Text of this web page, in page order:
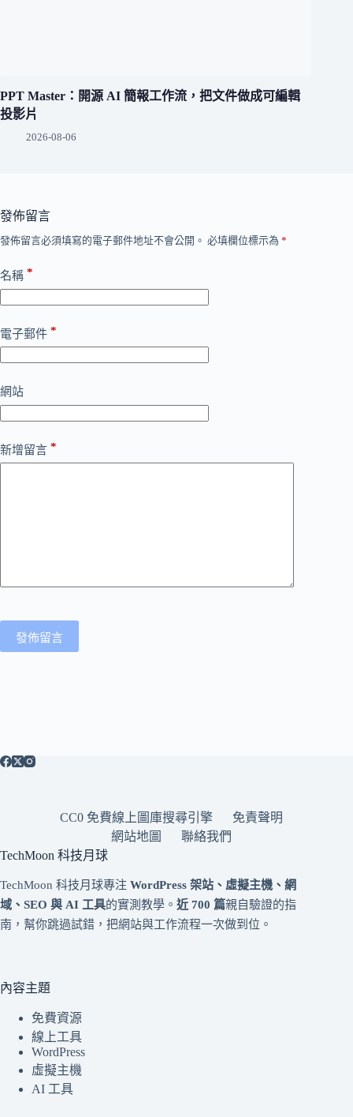
PPT Master：開源 AI 簡報工作流，把文件做成可編輯
投影片
2026-08-06
發佈留言
發佈留言必須填寫的電子郵件地址不會公開。 必填欄位標示為 *
名稱 *
電子郵件 *
網站
新增留言 *
發佈留言
CC0 免費線上圖庫搜尋引擎
免責聲明
網站地圖
聯絡我們
TechMoon 科技月球
TechMoon 科技月球專注 WordPress 架站、虛擬主機、網
域、SEO 與 AI 工具的實測教學。 近 700 篇親自驗證的指
南，幫你跳過試錯，把網站與工作流程一次做到位。
內容主題
免費資源
線上工具
WordPress
虛擬主機
AI 工具